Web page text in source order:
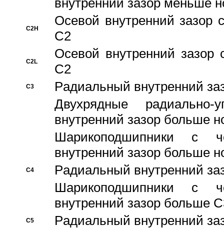
внутренний зазор меньше
C2H
Осевой внутренний зазор
C2
C2L
Осевой внутренний зазор
C2
C3
Pадиальный внутренний
Двухрядные радиально-
внутренний зазор больше
Шарикоподшипники с
внутренний зазор больше
C4
Pадиальный внутренний
Шарикоподшипники с
внутренний зазор больше
C5 Pадиальный внутренний